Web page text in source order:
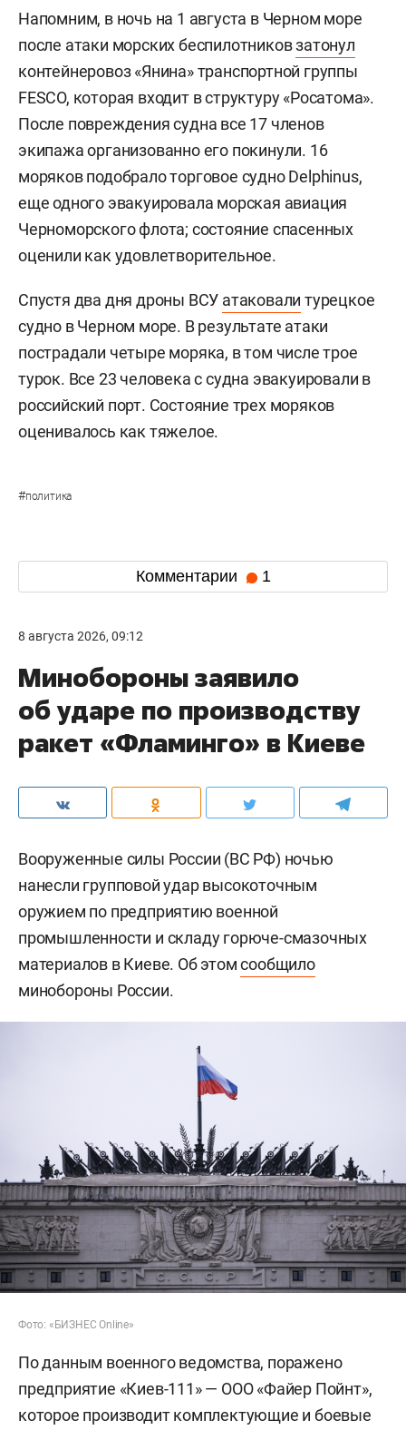
Напомним, в ночь на 1 августа в Черном море
после атаки морских беспилотниковзатонул
контейнеровоз «Янина» транспортной группы
FESCO, которая входит в структуру «Росатома».
После повреждения судна все 17 членов
экипажа организованно его покинули. 16
моряков подобрало торговое судно Delphinus,
еще одного эвакуировала морская авиация
Черноморского флота; состояние спасенных
оценили как удовлетворительное.
Спустя два дня дроны ВСУ атаковали турецкое
судно в Черном море. В результате атаки
пострадали четыре моряка, в том числе трое
турок. Все 23 человека с судна эвакуировали в
российский порт. Состояние трех моряков
оценивалось как тяжелое.
#политика
Комментарии 1
8 августа 2026, 09:12
Минобороны заявило
об ударе по производству
ракет «Фламинго» в Киеве
Вооруженные силы России (ВС РФ) ночью
нанесли групповой удар высокоточным
оружием по предприятию военной
промышленности и складу горюче-смазочных
материалов в Киеве. Об этомсообщило
минобороны России.
Фото: «БИЗНЕС Online»
По данным военного ведомства, поражено
предприятие «Киев-111» — ООО «Файер Пойнт»,
которое производит комплектующие и боевые